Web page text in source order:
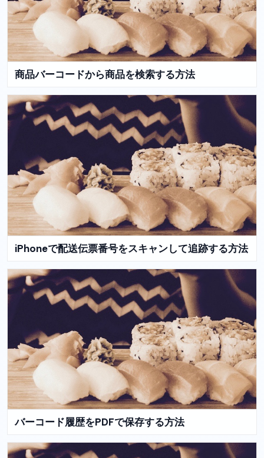
商品バーコードから商品を検索する方法
iPhoneで配送伝票番号をスキャンして追跡する方法
バーコード履歴をPDFで保存する方法